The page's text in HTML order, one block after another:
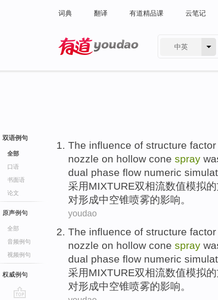
词典 翻译 有道精品课 云笔记
中英
双语例句
全部
口语
书面语
论文
原声例句
全部
音频例句
视频例句
权威例句
The influence of structure factor
nozzle on hollow cone spray
dual phase flow numeric
采用MIXTURE双相流数值模拟的
对形成中空锥喷雾的影响。
youdao
The influence of structure factor
nozzle on hollow cone spray
dual phase flow numeric
采用MIXTURE双相流数值模拟的
对形成中空锥喷雾的影响。